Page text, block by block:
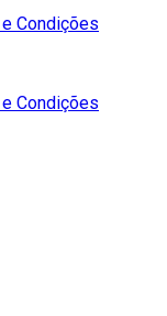
Condições
Condições